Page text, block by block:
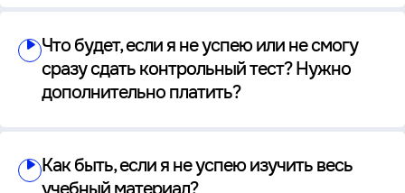
Что будет, если я не успею или не смогу
сразу сдать контрольный тест? Нужно
дополнительно платить?
Как быть, если я не успею изучить весь